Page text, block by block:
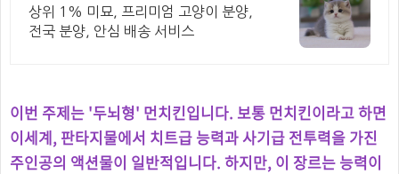
운 먼치킨 여기 다 있지
상위 1% 미묘, 프리미엄 고양이 분양,
전국 분양, 안심 배송 서비스
이번 주제는 '두뇌형' 먼치킨입니다. 보통 먼치킨이라고 하면
이세계, 판타지물에서 치트급 능력과 사기급 전투력을 가진
주인공의 액션물이 일반적입니다. 하지만, 이 장르는 능력이